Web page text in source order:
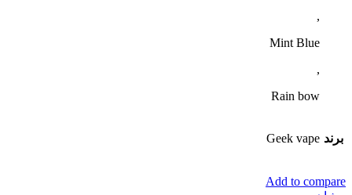
,
Mint Blue
,
Rain bow
برند Geek vape
Add to compare